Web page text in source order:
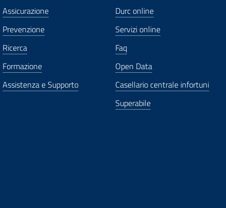
Assicurazione
Prevenzione
Ricerca
Formazione
Assistenza e Supporto
Durc online
Servizi online
Faq
Open Data
Casellario centrale infortuni
Superabile